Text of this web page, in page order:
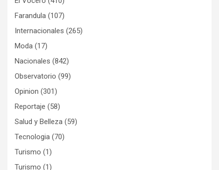
Farandula (107)
Internacionales (265)
Moda (17)
Nacionales (842)
Observatorio (99)
Opinion (301)
Reportaje (58)
Salud y Belleza (59)
Tecnologia (70)
Turismo (1)
Turismo (1)